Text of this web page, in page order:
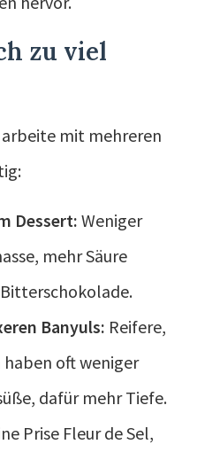
zu viel
arbeite mit mehreren
Dessert: Weniger
mehr Säure
Banyuls: Reifere,
oft weniger
dafür mehr Tiefe.
Prise Fleur de Sel,